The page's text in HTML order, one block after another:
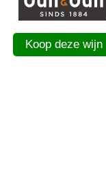
Koop deze wijn